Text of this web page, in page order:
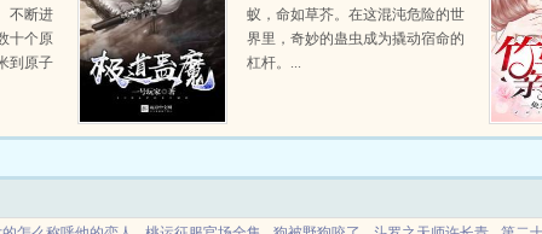
不断进
十个原
到原子
国都得
蚁，命如草芥。在这混沌危险的世
界里，奇妙的蛊虫成为撬动宿命的
杠杆。...